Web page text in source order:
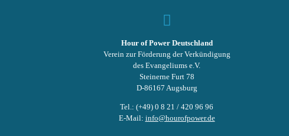
Hour of Power Deutschland
Verein zur Förderung der Verkündigung
des Evangeliums e.V.
Steinerne Furt 78
D-86167 Augsburg
Tel.: (+49) 0 8 21 / 420 96 96
E-Mail: info@hourofpower.de